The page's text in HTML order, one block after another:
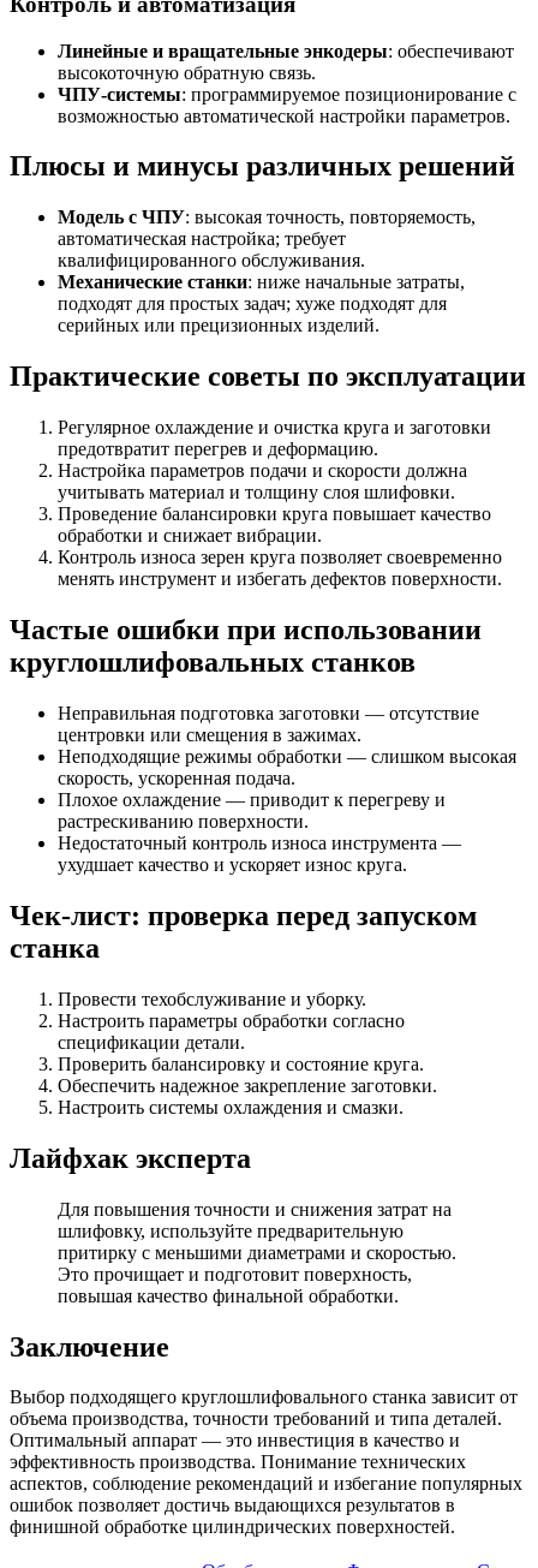
Линейные и вращательные энкодеры: обеспечивают
высокоточную обратную связь.
ЧПУ-системы: программируемое позиционирование с
возможностью автоматической настройки параметров.
Плюсы и минусы различных решений
Модель с ЧПУ: высокая точность, повторяемость,
автоматическая настройка; требует
квалифицированного обслуживания.
Механические станки: ниже начальные затраты,
подходят для простых задач; хуже подходят для
серийных или прецизионных изделий.
Практические советы по эксплуатации
Регулярное охлаждение и очистка круга и заготовки
предотвратит перегрев и деформацию.
Настройка параметров подачи и скорости должна
учитывать материал и толщину слоя шлифовки.
Проведение балансировки круга повышает качество
обработки и снижает вибрации.
Контроль износа зерен круга позволяет своевременно
менять инструмент и избегать дефектов поверхности.
Частые ошибки при использовании
круглошлифовальных станков
Неправильная подготовка заготовки — отсутствие
центровки или смещения в зажимах.
Неподходящие режимы обработки — слишком высокая
скорость, ускоренная подача.
Плохое охлаждение — приводит к перегреву и
растрескиванию поверхности.
Недостаточный контроль износа инструмента —
ухудшает качество и ускоряет износ круга.
Чек-лист: проверка перед запуском
станка
Провести техобслуживание и уборку.
Настроить параметры обработки согласно
спецификации детали.
Проверить балансировку и состояние круга.
Обеспечить надежное закрепление заготовки.
Настроить системы охлаждения и смазки.
Лайфхак эксперта
Для повышения точности и снижения затрат на
шлифовку, используйте предварительную
притирку с меньшими диаметрами и скоростью.
Это прочищает и подготовит поверхность,
повышая качество финальной обработки.
Заключение
Выбор подходящего круглошлифовального станка зависит от
объема производства, точности требований и типа деталей.
Оптимальный аппарат — это инвестиция в качество и
эффективность производства. Понимание технических
аспектов, соблюдение рекомендаций и избегание популярных
ошибок позволяет достичь выдающихся результатов в
финишной обработке цилиндрических поверхностей.